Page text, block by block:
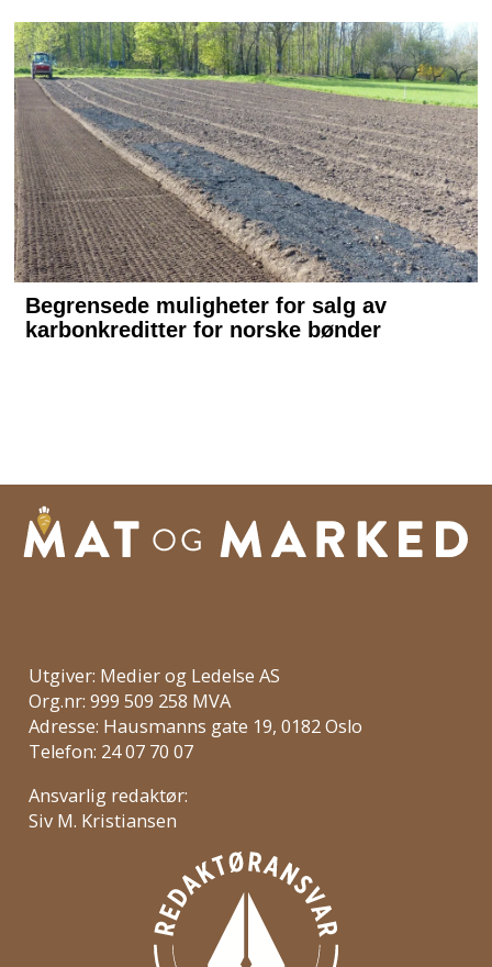
Utgiver: Medier og Ledelse AS
Org.nr: 999 509 258 MVA
Adresse: Hausmanns gate 19, 0182 Oslo
Telefon: 24 07 70 07
Ansvarlig redaktør:
Siv M. Kristiansen